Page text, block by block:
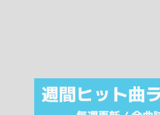
注目カテゴリ
オリジナルiTunes週間トップソング